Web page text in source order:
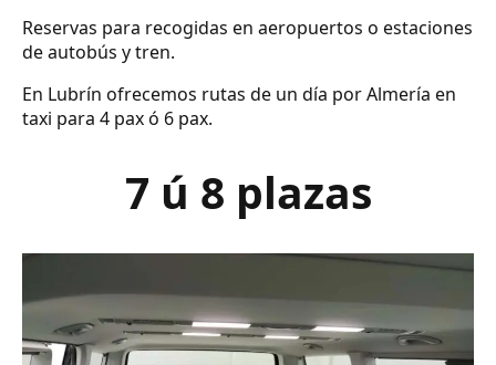
Reservas para recogidas en aeropuertos o estaciones
de autobús y tren.
En Lubrín ofrecemos rutas de un día por Almería en
taxi para 4 pax ó 6 pax.
7 ú 8 plazas